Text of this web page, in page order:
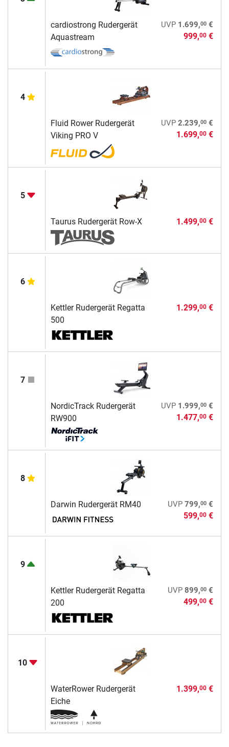
cardiostrong Rudergerät
Aquastream
UVP 1.699,00€
999,00€
4
Fluid Rower Rudergerät
Viking PRO V
UVP 2.239,00€
1.699,00€
5
Taurus Rudergerät Row-X 1.499,00€
6
Kettler Rudergerät Regatta
500
1.299,00€
7
NordicTrack Rudergerät
RW900
UVP 1.999,00€
1.477,00€
8
Darwin Rudergerät RM40 UVP 799,00€
599,00€
9
Kettler Rudergerät Regatta
200
UVP 899,00€
499,00€
10
WaterRower Rudergerät
Eiche
1.399,00€